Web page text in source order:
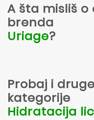
A šta misliš
brenda
Uriage?
Probaj i
kategorije
Hidratacija